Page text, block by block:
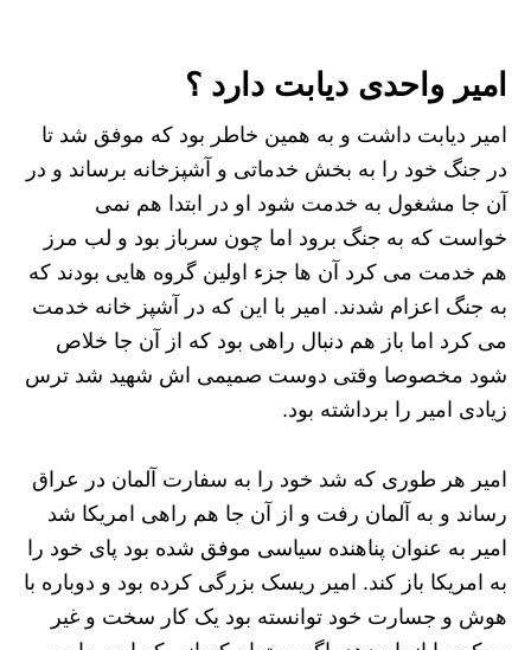
امیر واحدی دیابت دارد ؟
امیر دیابت داشت و به همین خاطر بود که موفق شد تا
در جنگ خود را به بخش خدماتی و آشپزخانه برساند و در
آن جا مشغول به خدمت شود او در ابتدا هم نمی
خواست که به جنگ برود اما چون سرباز بود و لب مرز
هم خدمت می کرد آن ها جزء اولین گروه هایی بودند که
به جنگ اعزام شدند. امیر با این که در آشپز خانه خدمت
می کرد اما باز هم دنبال راهی بود که از آن جا خلاص
شود مخصوصا وقتی دوست صمیمی اش شهید شد ترس
زیادی امیر را برداشته بود.
امیر هر طوری که شد خود را به سفارت آلمان در عراق
رساند و به آلمان رفت و از آن جا هم راهی امریکا شد
امیر به عنوان پناهنده سیاسی موفق شده بود پای خود را
به امریکا باز کند. امیر ریسک بزرگی کرده بود و دوباره با
هوش و جسارت خود توانسته بود یک کار سخت و غیر